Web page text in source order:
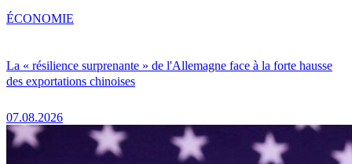
La « résilience surprenante » de l'Allemagne face à la forte hausse
des exportations chinoises
07.08.2026
ÉCONOMIE